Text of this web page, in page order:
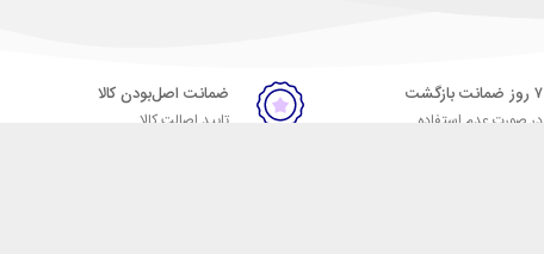
۷ روز ضمانت بازگشت
در صورت عدم استفاده
ضمانت اصل‌بودن کالا
تایید اصالت کالا